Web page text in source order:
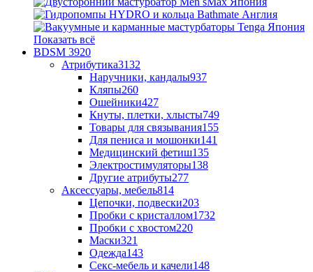
Показать всё
BDSM 3920
Атрибутика3132
Наручники, кандалы937
Кляпы260
Ошейники427
Кнуты, плетки, хлысты749
Товары для связывания155
Для пениса и мошонки141
Медицинский фетиш135
Электростимуляторы138
Другие атрибуты277
Аксессуары, мебель814
Цепочки, подвески203
Пробки с кристаллом1732
Пробки с хвостом220
Маски321
Одежда143
Секс-мебель и качели148